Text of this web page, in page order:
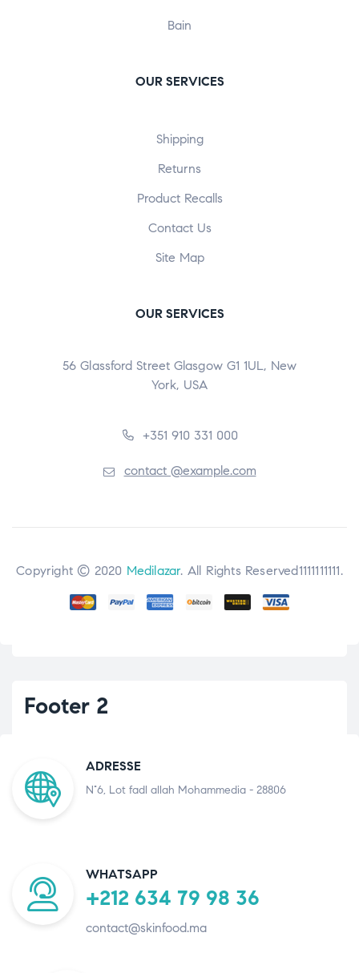
Bain
OUR SERVICES
Shipping
Returns
Product Recalls
Contact Us
Site Map
OUR SERVICES
56 Glassford Street Glasgow G1 1UL, New
York, USA
+351 910 331 000
contact @example.com
Copyright © 2020 Medilazar. All Rights Reserved1111111111.
Footer 2
ADRESSE
N°6, Lot fadl allah Mohammedia - 28806
WHATSAPP
+212 634 79 98 36
contact@skinfood.ma